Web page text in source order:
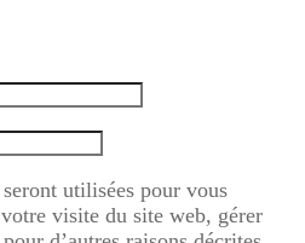
utilisées pour vous
visite du site web, gérer